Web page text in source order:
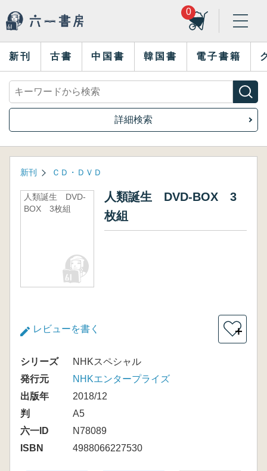
0
新刊 古書 中国書 韓国書 電子書籍
詳細検索
新刊 ＣＤ・ＤＶＤ
人類誕生 DVD-
BOX 3枚組
人類誕生 DVD-BOX 3
枚組
レビューを書く ＋
シリーズ
NHKスペシャル
発行元
NHKエンタープライズ
出版年
2018/12
判
A5
六一ID
N78089
ISBN
4988066227530